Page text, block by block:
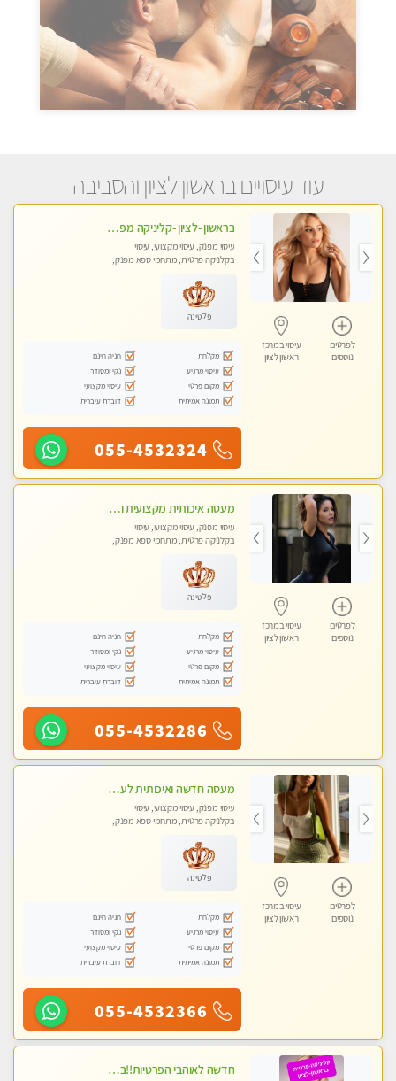
עוד עיסויים בראשון לציון והסביבה
לפרטים
נוספים
עיסוי במרכז
ראשון לציון
בראשון -לציון -קליניקה מפוארת צוות צעיר ומקצועי לעיסוי VIP באווירה חמה ונעימה מומלץ ביותר! חוויה מפנקת מאוד ... ללא מין !!
עיסוי מפנק, עיסוי מקצועי, עיסוי
בקלניקה פרטית, מתחמי ספא מפנק,
פלטינה
מקלחת
חניה חינם
עיסוי מרגיע
נקי ומסודר
מקום פרטי
עיסוי מקצועי
תמונה אמיתית
דוברת עיברית
055-4532324
לפרטים
נוספים
עיסוי במרכז
ראשון לציון
מעסה איכותית מקצועית ומפנקת מאוד- ללא מין !!!
עיסוי מפנק, עיסוי מקצועי, עיסוי
בקלניקה פרטית, מתחמי ספא מפנק,
פלטינה
מקלחת
חניה חינם
עיסוי מרגיע
נקי ומסודר
מקום פרטי
עיסוי מקצועי
תמונה אמיתית
דוברת עיברית
055-4532286
לפרטים
נוספים
עיסוי במרכז
ראשון לציון
מעסה חדשה ואיכותית לעיסוי מרגיע ומפנק VIP-מומלץ לחלוטין! פרטי! ​​​​​​ Highly recommended
עיסוי מפנק, עיסוי מקצועי, עיסוי
בקלניקה פרטית, מתחמי ספא מפנק,
פלטינה
מקלחת
חניה חינם
עיסוי מרגיע
נקי ומסודר
מקום פרטי
עיסוי מקצועי
תמונה אמיתית
דוברת עיברית
055-4532366
חדשה לאוהבי הפרטיות!!בראשון לציון! מעסה vip מפנקת בקליניקה פרטית לחלוטין!!! לבד! לרציניים בלבד! מומלץ!